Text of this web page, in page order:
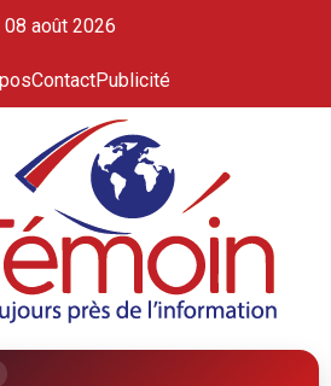
08 août 2026
ContactPublicité